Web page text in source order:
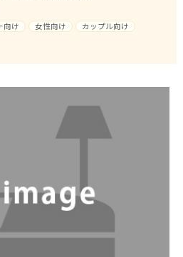
向け 女性向け
カップル向け